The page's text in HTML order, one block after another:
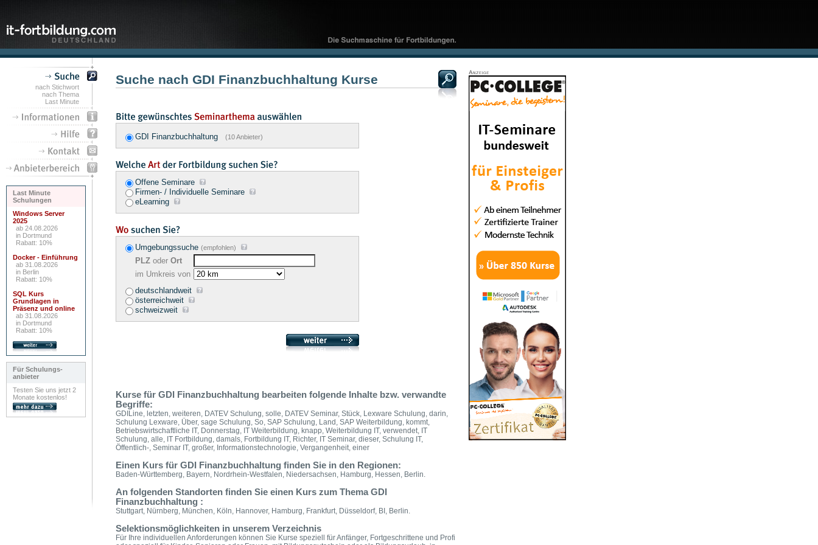
nach Stichwort
nach Thema
Last Minute
Last Minute
Schulungen
Windows Server
2025
ab 24.08.2026
in Dortmund
Rabatt: 10%
Docker - Einführung
ab 31.08.2026
in Berlin
Rabatt: 10%
SQL Kurs
Grundlagen in
Präsenz und online
ab 31.08.2026
in Dortmund
Rabatt: 10%
Für Schulungs-
anbieter
Testen Sie uns jetzt 2
Monate kostenlos!
Suche nach GDI Finanzbuchhaltung Kurse
GDI Finanzbuchhaltung (10 Anbieter)
Offene Seminare
Firmen- / Individuelle Seminare
eLearning
Umgebungssuche (empfohlen)
PLZ oder Ort
im Umkreis von
deutschlandweit
österreichweit
schweizweit
Kurse für GDI Finanzbuchhaltung bearbeiten folgende Inhalte bzw. verwandte
Begriffe:
GDILine, letzten, weiteren, DATEV Schulung, solle, DATEV Seminar, Stück, Lexware Schulung, darin,
Schulung Lexware, Über, sage Schulung, So, SAP Schulung, Land, SAP Weiterbildung, kommt,
Betriebswirtschaftliche IT, Donnerstag, IT Weiterbildung, knapp, Weiterbildung IT, verwendet, IT
Schulung, alle, IT Fortbildung, damals, Fortbildung IT, Richter, IT Seminar, dieser, Schulung IT,
Öffentlich-, Seminar IT, großer, Informationstechnologie, Vergangenheit, einer
Einen Kurs für GDI Finanzbuchhaltung finden Sie in den Regionen:
Baden-Württemberg, Bayern, Nordrhein-Westfalen, Niedersachsen, Hamburg, Hessen, Berlin.
An folgenden Standorten finden Sie einen Kurs zum Thema GDI
Finanzbuchhaltung :
Stuttgart, Nürnberg, München, Köln, Hannover, Hamburg, Frankfurt, Düsseldorf, BI, Berlin.
Selektionsmöglichkeiten in unserem Verzeichnis
Für Ihre individuellen Anforderungen können Sie Kurse speziell für Anfänger, Fortgeschrittene und Profi